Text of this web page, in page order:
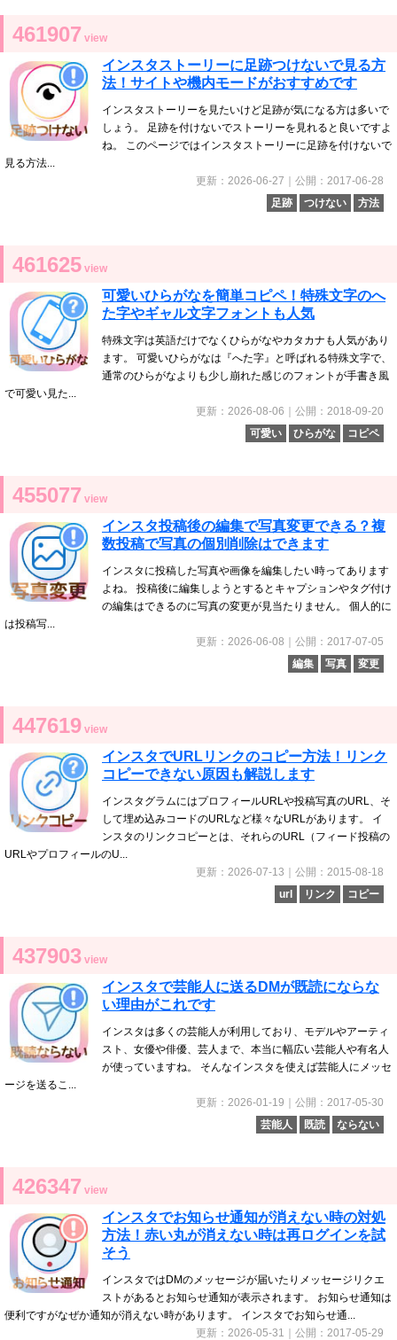
461907 view
インスタストーリーに足跡つけないで見る方
法！サイトや機内モードがおすすめです
インスタストーリーを見たいけど足跡が気になる方は多いで
しょう。 足跡を付けないでストーリーを見れると良いですよ
ね。 このページではインスタストーリーに足跡を付けないで
見る方法...
更新：2026-06-27｜公開：2017-06-28
足跡
つけない 方法
461625 view
可愛いひらがなを簡単コピペ！特殊文字のへ
た字やギャル文字フォントも人気
特殊文字は英語だけでなくひらがなやカタカナも人気があり
ます。 可愛いひらがなは『へた字』と呼ばれる特殊文字で、
通常のひらがなよりも少し崩れた感じのフォントが手書き風
で可愛い見た...
更新：2026-08-06｜公開：2018-09-20
可愛い
ひらがな コピペ
455077 view
インスタ投稿後の編集で写真変更できる？複
数投稿で写真の個別削除はできます
インスタに投稿した写真や画像を編集したい時ってあります
よね。 投稿後に編集しようとするとキャプションやタグ付け
の編集はできるのに写真の変更が見当たりません。 個人的に
は投稿写...
更新：2026-06-08｜公開：2017-07-05
編集
写真 変更
447619 view
インスタでURLリンクのコピー方法！リンク
コピーできない原因も解説します
インスタグラムにはプロフィールURLや投稿写真のURL、そ
して埋め込みコードのURLなど様々なURLがあります。 イ
ンスタのリンクコピーとは、それらのURL（フィード投稿の
URLやプロフィールのU...
更新：2026-07-13｜公開：2015-08-18
url
リンク コピー
437903 view
インスタで芸能人に送るDMが既読にならな
い理由がこれです
インスタは多くの芸能人が利用しており、モデルやアーティ
スト、女優や俳優、芸人まで、本当に幅広い芸能人や有名人
が使っていますね。 そんなインスタを使えば芸能人にメッセ
ージを送るこ...
更新：2026-01-19｜公開：2017-05-30
芸能人
既読 ならない
426347 view
インスタでお知らせ通知が消えない時の対処
方法！赤い丸が消えない時は再ログインを試
そう
インスタではDMのメッセージが届いたりメッセージリクエ
ストがあるとお知らせ通知が表示されます。 お知らせ通知は
便利ですがなぜか通知が消えない時があります。 インスタでお知らせ通...
更新：2026-05-31｜公開：2017-05-29